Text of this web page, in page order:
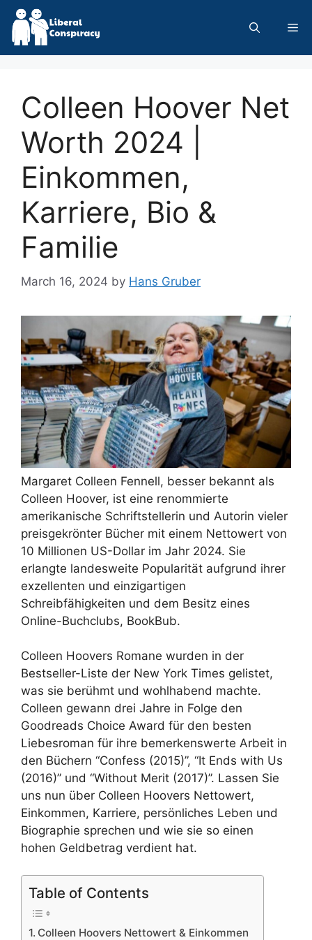
Skip
content
Colleen Hoover Net
Worth 2024 |
Einkommen,
Karriere, Bio &
Familie
March 16, 2024 by Hans Gruber
Margaret Colleen Fennell, besser bekannt als
Colleen Hoover, ist eine renommierte
amerikanische Schriftstellerin und Autorin vieler
preisgekrönter Bücher mit einem Nettowert von
10 Millionen US-Dollar im Jahr 2024. Sie
erlangte landesweite Popularität aufgrund ihrer
exzellenten und einzigartigen
Schreibfähigkeiten und dem Besitz eines
Online-Buchclubs, BookBub.
Colleen Hoovers Romane wurden in der
Bestseller-Liste der New York Times gelistet,
was sie berühmt und wohlhabend machte.
Colleen gewann drei Jahre in Folge den
Goodreads Choice Award für den besten
Liebesroman für ihre bemerkenswerte Arbeit in
den Büchern “Confess (2015)”, “It Ends with Us
(2016)” und “Without Merit (2017)”. Lassen Sie
uns nun über Colleen Hoovers Nettowert,
Einkommen, Karriere, persönliches Leben und
Biographie sprechen und wie sie so einen
hohen Geldbetrag verdient hat.
Table of Contents
Colleen Hoovers Nettowert & Einkommen